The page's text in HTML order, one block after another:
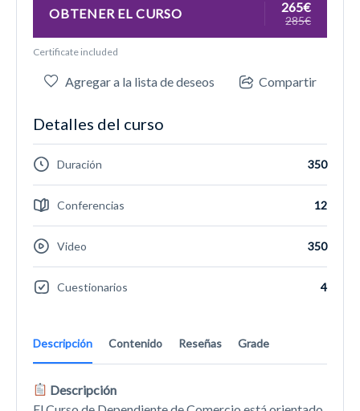
Descripción Contenido Reseñas Grade
Descripción
OBTENER EL CURSO 265€
285€
Certificate included
Agregar a la lista de deseos Compartir
Detalles del curso
Duración 350
Conferencias 12
Video 350
Cuestionarios 4